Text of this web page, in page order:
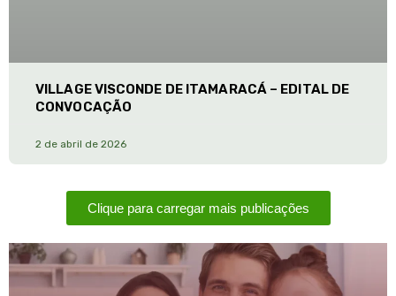
VILLAGE VISCONDE DE ITAMARACÁ – EDITAL DE
CONVOCAÇÃO
2 de abril de 2026
Clique para carregar mais publicações